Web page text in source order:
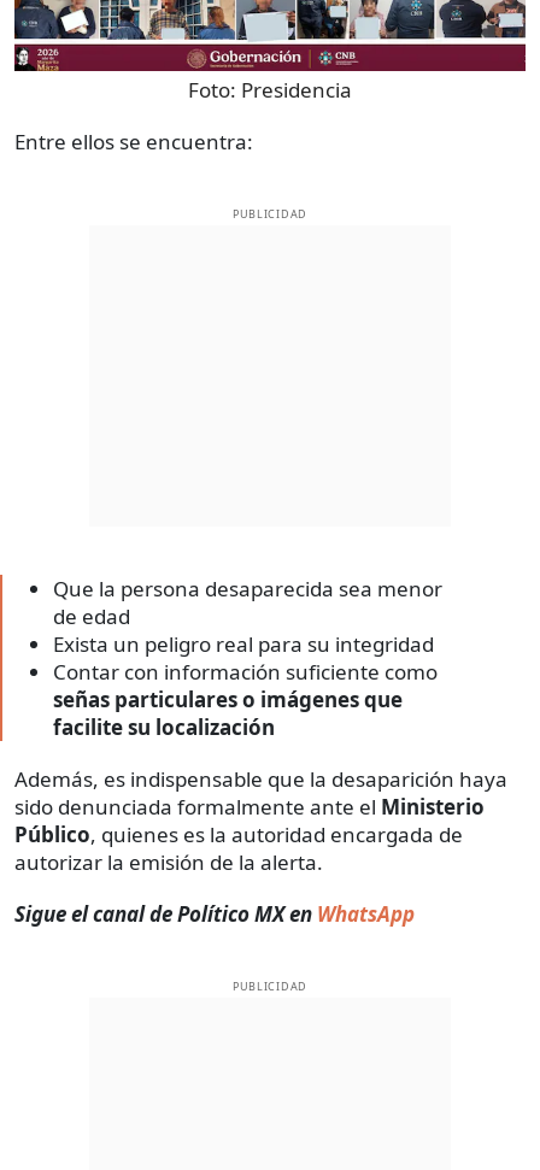
Foto: Presidencia
Entre ellos se encuentra:
PUBLICIDAD
Que la persona desaparecida sea menor
de edad
Exista un peligro real para su integridad
Contar con información suficiente como
señas particulares o imágenes que
facilite su localización
Además, es indispensable que la desaparición haya
sido denunciada formalmente ante el Ministerio
Público, quienes es la autoridad encargada de
autorizar la emisión de la alerta.
Sigue el canal de Político MX en WhatsApp
PUBLICIDAD